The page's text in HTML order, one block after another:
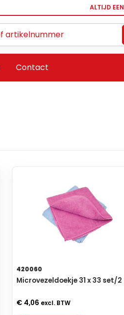
ALTIJD
Contact
420060
Microvezeldoekje 31 x 33 set/2
€ 4,06 excl. BTW